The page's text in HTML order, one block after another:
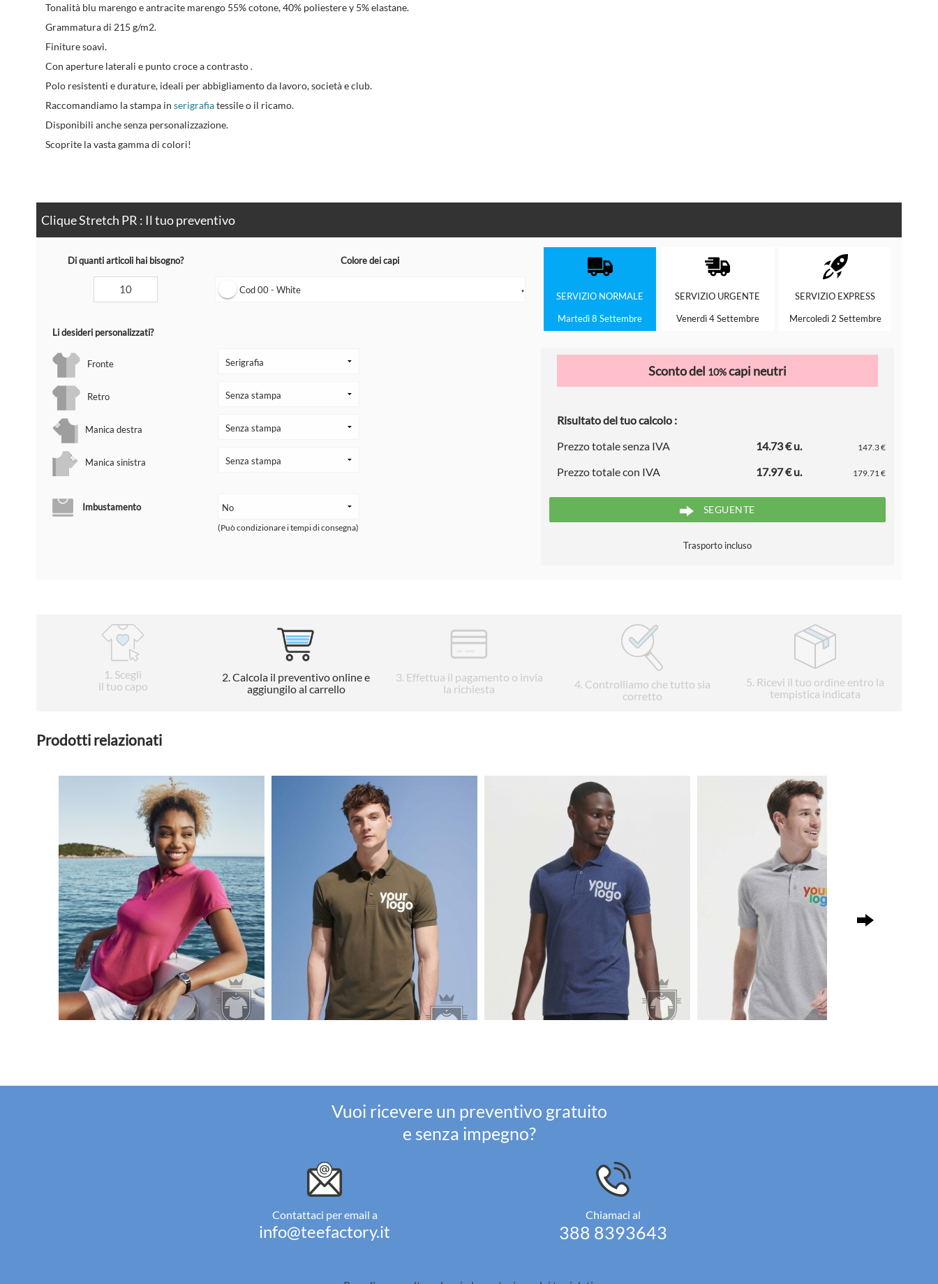
Tonalità blu marengo e antracite marengo 55% cotone, 40% poliestere y 5% elastane.
Grammatura di 215 g/m2.
Finiture soavi.
Con aperture laterali e punto croce a contrasto .
Polo resistenti e durature, ideali per abbigliamento da lavoro, società e club.
Raccomandiamo la stampa inserigrafiatessile o il ricamo.
Disponibili anche senza personalizzazione.
Scoprite la vasta gamma di colori!
Clique Stretch PR : Il tuo preventivo
Di quanti articoli hai bisogno? Colore dei capi
Cod 00 - White ▼
Li desideri personalizzati?
Fronte
Retro
Manica destra
Manica sinistra
Imbustamento
(Può condizionare i tempi di consegna)
SERVIZIO NORMALE
Martedì 8 Settembre
SERVIZIO URGENTE
Venerdì 4 Settembre
SERVIZIO EXPRESS
Mercoledì 2 Settembre
Sconto del 10%capi neutri
Risultato del tuo calcolo :
Prezzo totale senza IVA
14.73 € u. 147.3 €
Prezzo totale con IVA 17.97 € u. 179.71 €
SEGUENTE
Trasporto incluso
1 . Scegli
il tuo capo
2 . Calcola il preventivo online e
aggiungilo al carrello
3 . Effettua il pagamento o invia
la richiesta
4. Controlliamo che tutto sia
corretto
5. Ricevi il tuo ordine entro la
tempistica indicata
Prodotti relazionati
Vuoi ricevere un preventivo gratuito
e senza impegno?
Contattaci per email a
info@teefactory.it
Chiamaci al
388 8393643